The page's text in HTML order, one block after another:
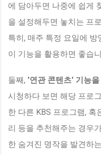
에 담아두면 나중에 쉽게
을 설정해두면 놓치는 프
특히, 매주 특정 요일에
이 기능을 활용하면 좋습
둘째, '연관 콘텐츠' 기능
시청하다 보면 해당 프로
한 다른 KBS 프로그램,
리 등을 추천해주는 경우
한 숨겨진 명작을 발견하